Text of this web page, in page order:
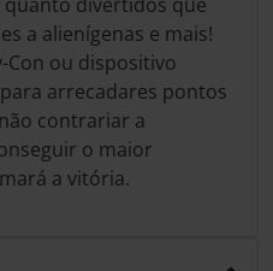
a alienígenas e mais!
Con ou dispositivo
arrecadares pontos
contrariar a
o maior
a vitória.